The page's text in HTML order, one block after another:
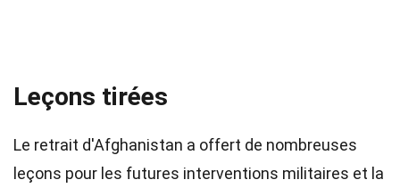
Leçons tirées
Le retrait d'Afghanistan a offert de nombreuses
leçons pour les futures interventions militaires et la